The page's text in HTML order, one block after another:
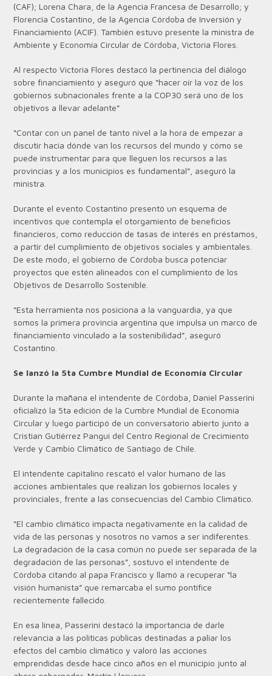
(CAF); Lorena Chara, de la Agencia Francesa de Desarrollo; y
Florencia Costantino, de la Agencia Córdoba de Inversión y
Financiamiento (ACIF). También estuvo presente la ministra de
Ambiente y Economía Circular de Córdoba, Victoria Flores.
Al respecto Victoria Flores destacó la pertinencia del diálogo
sobre financiamiento y aseguró que “hacer oír la voz de los
gobiernos subnacionales frente a la COP30 será uno de los
objetivos a llevar adelante”
“Contar con un panel de tanto nivel a la hora de empezar a
discutir hacia dónde van los recursos del mundo y cómo se
puede instrumentar para que lleguen los recursos a las
provincias y a los municipios es fundamental”, aseguró la
ministra.
Durante el evento Costantino presentó un esquema de
incentivos que contempla el otorgamiento de beneficios
financieros, como reducción de tasas de interés en préstamos,
a partir del cumplimiento de objetivos sociales y ambientales.
De este modo, el gobierno de Córdoba busca potenciar
proyectos que estén alineados con el cumplimiento de los
Objetivos de Desarrollo Sostenible.
“Esta herramienta nos posiciona a la vanguardia, ya que
somos la primera provincia argentina que impulsa un marco de
financiamiento vinculado a la sostenibilidad”, aseguró
Costantino.
Se lanzó la 5ta Cumbre Mundial de Economía Circular
Durante la mañana el intendente de Córdoba, Daniel Passerini
oficializó la 5ta edición de la Cumbre Mundial de Economía
Circular y luego participó de un conversatorio abierto junto a
Cristian Gutiérrez Pangui del Centro Regional de Crecimiento
Verde y Cambio Climático de Santiago de Chile.
El intendente capitalino rescató el valor humano de las
acciones ambientales que realizan los gobiernos locales y
provinciales, frente a las consecuencias del Cambio Climático.
“El cambio climático impacta negativamente en la calidad de
vida de las personas y nosotros no vamos a ser indiferentes.
La degradación de la casa común no puede ser separada de la
degradación de las personas”, sostuvo el intendente de
Córdoba citando al papa Francisco y llamó a recuperar “la
visión humanista” que remarcaba el sumo pontífice
recientemente fallecido.
En esa línea, Passerini destacó la importancia de darle
relevancia a las políticas públicas destinadas a paliar los
efectos del cambio climático y valoró las acciones
emprendidas desde hace cinco años en el municipio junto al